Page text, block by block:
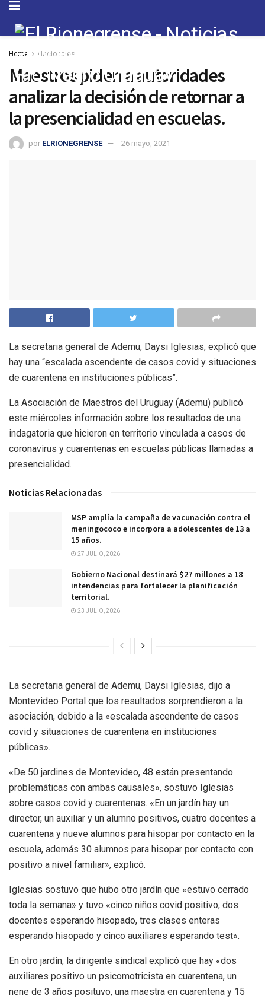
Home Nacionales
Maestros piden a autoridades
analizar la decisión de retornar a
la presencialidad en escuelas.
por ELRIONEGRENSE 26 mayo, 2021
La secretaria general de Ademu, Daysi Iglesias, explicó que
hay una “escalada ascendente de casos covid y situaciones
de cuarentena en instituciones públicas”.
La Asociación de Maestros del Uruguay (Ademu) publicó
este miércoles información sobre los resultados de una
indagatoria que hicieron en territorio vinculada a casos de
coronavirus y cuarentenas en escuelas públicas llamadas a
presencialidad.
Noticias Relacionadas
MSP amplía la campaña de vacunación contra el
meningococo e incorpora a adolescentes de 13 a
15 años.
27 JULIO, 2026
Gobierno Nacional destinará $27 millones a 18
intendencias para fortalecer la planificación
territorial.
23 JULIO, 2026
La secretaria general de Ademu, Daysi Iglesias, dijo a
Montevideo Portal que los resultados sorprendieron a la
asociación, debido a la «escalada ascendente de casos
covid y situaciones de cuarentena en instituciones
públicas».
«De 50 jardines de Montevideo, 48 están presentando
problemáticas con ambas causales», sostuvo Iglesias
sobre casos covid y cuarentenas. «En un jardín hay un
director, un auxiliar y un alumno positivos, cuatro docentes a
cuarentena y nueve alumnos para hisopar por contacto en la
escuela, además 30 alumnos para hisopar por contacto con
positivo a nivel familiar», explicó.
Iglesias sostuvo que hubo otro jardín que «estuvo cerrado
toda la semana» y tuvo «cinco niños covid positivo, dos
docentes esperando hisopado, tres clases enteras
esperando hisopado y cinco auxiliares esperando test».
En otro jardín, la dirigente sindical explicó que hay «dos
auxiliares positivo un psicomotricista en cuarentena, un
nene de 3 años posituvo, una maestra en cuarentena y 15